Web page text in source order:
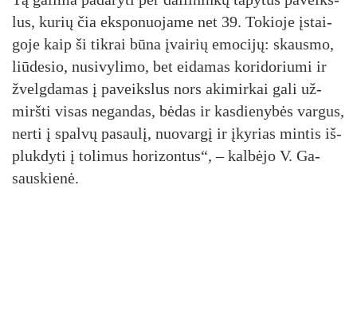
lus, ku­rių čia eks­po­nuo­ja­me net 39. To­kio­je įstai­
go­je kaip ši tik­rai bū­na įvai­rių emo­ci­jų: skaus­mo,
liū­de­sio, nu­si­vy­li­mo, bet ei­da­mas ko­ri­do­riu­mi ir
žvelg­da­mas į pa­veiks­lus nors aki­mir­kai ga­li už­
mirš­ti vi­sas ne­gan­das, bė­das ir kas­die­ny­bės var­gus,
ner­ti į spal­vų pa­sau­lį, nuo­var­gį ir įky­rias min­tis iš­
pluk­dy­ti į to­li­mus ho­ri­zon­tus“, – kal­bė­jo V. Ga­
saus­kie­nė.